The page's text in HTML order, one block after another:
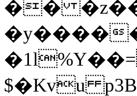
��
�y����
$�Kvu